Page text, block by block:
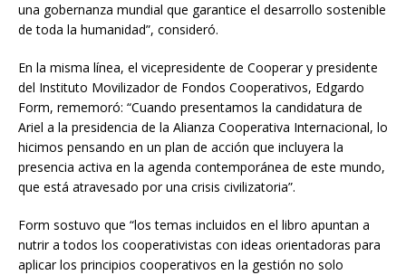
una gobernanza mundial que garantice el desarrollo sostenible
de toda la humanidad”, consideró.
En la misma línea, el vicepresidente de Cooperar y presidente
del Instituto Movilizador de Fondos Cooperativos, Edgardo
Form, rememoró: “Cuando presentamos la candidatura de
Ariel a la presidencia de la Alianza Cooperativa Internacional, lo
hicimos pensando en un plan de acción que incluyera la
presencia activa en la agenda contemporánea de este mundo,
que está atravesado por una crisis civilizatoria”.
Form sostuvo que “los temas incluidos en el libro apuntan a
nutrir a todos los cooperativistas con ideas orientadoras para
aplicar los principios cooperativos en la gestión no solo